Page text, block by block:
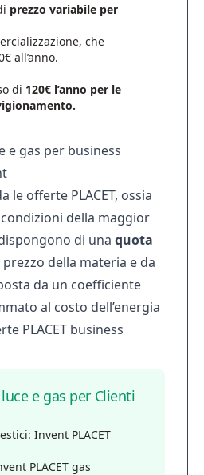
prezzo variabile per
che
all’anno.
di 120€ l’anno per le
e gas per business
le offerte PLACET, ossia
della maggior
di una quota
della materia e da
da un coefficiente
al costo dell’energia
PLACET business
e gas per Clienti
Invent PLACET
PLACET gas